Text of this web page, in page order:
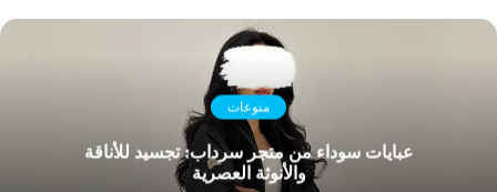
منوعات
عبايات سوداء من متجر سرداب: تجسيد للأناقة
والأنوثة العصرية